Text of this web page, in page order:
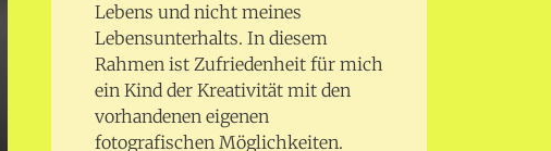
Lebens und nicht meines
Lebensunterhalts. In diesem
Rahmen ist Zufriedenheit für mich
ein Kind der Kreativität mit den
vorhandenen eigenen
fotografischen Möglichkeiten.